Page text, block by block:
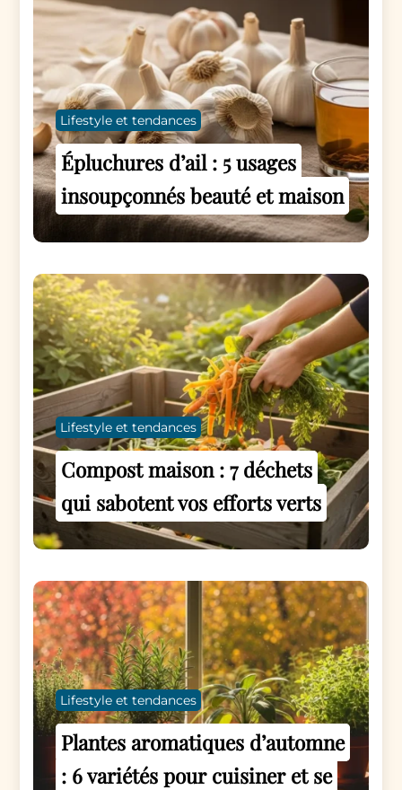
Lifestyle et tendances
Épluchures d’ail : 5 usages
insoupçonnés beauté et maison
Lifestyle et tendances
Compost maison : 7 déchets
qui sabotent vos efforts verts
Lifestyle et tendances
Plantes aromatiques d’automne
: 6 variétés pour cuisiner et se